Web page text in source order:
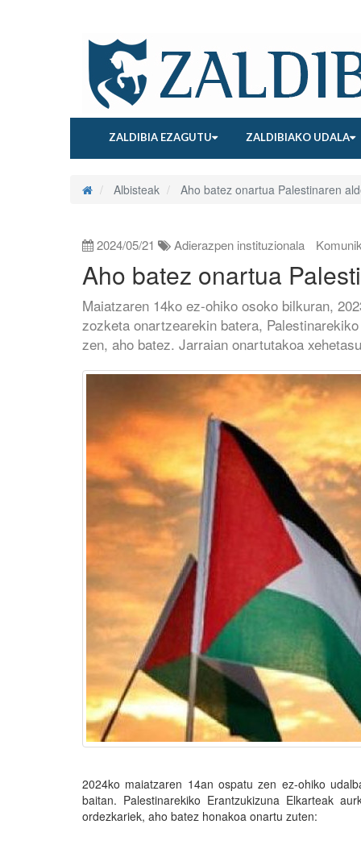
ZALDIBIA EZAGUTU ZALDIBIAKO UDALA
Albisteak Aho batez onartua Palestinaren
2024/05/21 Adierazpen instituzionala
Aho batez onartua
Maiatzaren 14ko ez-ohiko osoko bilkuran,
zozketa onartzearekin batera,
zen, aho batez. Jarraian onartutakoa
2024ko maiatzaren 14an ospatu zen ez-ohiko
baitan. Palestinarekiko Erantzukizuna Elkarteak
ordezkariek, aho batez honakoa onartu zuten: